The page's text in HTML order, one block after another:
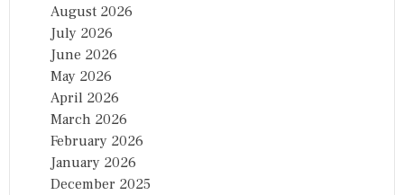
August 2026
July 2026
June 2026
May 2026
April 2026
March 2026
February 2026
January 2026
December 2025